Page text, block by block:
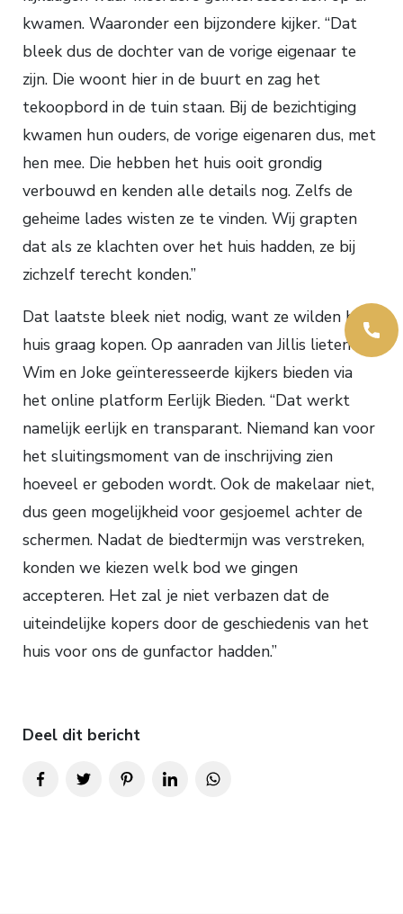
kwamen. Waaronder een bijzondere kijker. “Dat
bleek dus de dochter van de vorige eigenaar te
zijn. Die woont hier in de buurt en zag het
tekoopbord in de tuin staan. Bij de bezichtiging
kwamen hun ouders, de vorige eigenaren dus, met
hen mee. Die hebben het huis ooit grondig
verbouwd en kenden alle details nog. Zelfs de
geheime lades wisten ze te vinden. Wij grapten
dat als ze klachten over het huis hadden, ze bij
zichzelf terecht konden.”
Dat laatste bleek niet nodig, want ze wilden het
huis graag kopen. Op aanraden van Jillis lieten
Wim en Joke geïnteresseerde kijkers bieden via
het online platform Eerlijk Bieden. “Dat werkt
namelijk eerlijk en transparant. Niemand kan voor
het sluitingsmoment van de inschrijving zien
hoeveel er geboden wordt. Ook de makelaar niet,
dus geen mogelijkheid voor gesjoemel achter de
schermen. Nadat de biedtermijn was verstreken,
konden we kiezen welk bod we gingen
accepteren. Het zal je niet verbazen dat de
uiteindelijke kopers door de geschiedenis van het
huis voor ons de gunfactor hadden.”
Deel dit bericht